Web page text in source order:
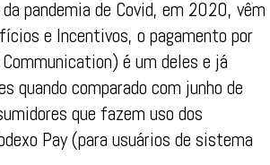
pandemia de Covid, em 2020, vêm
e Incentivos, o pagamento por
é um deles e já
comparado com junho de
que fazem uso dos
Pay (para usuários de sistema